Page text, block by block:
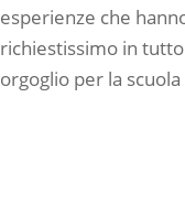
esperienze che
richiestissimo in
orgoglio per la